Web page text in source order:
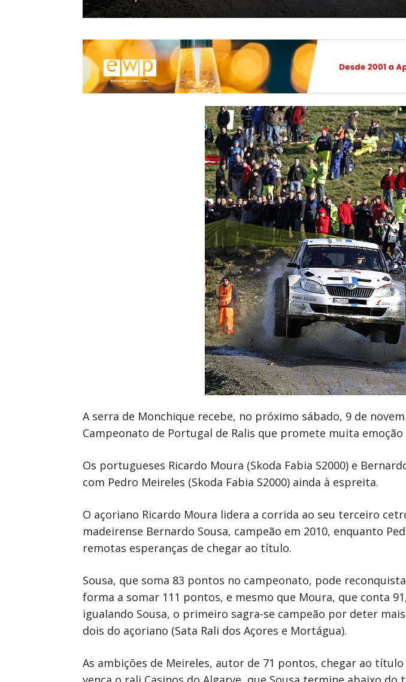
A serra de Monchique recebe, no próximo sábado, 9 de
Campeonato de Portugal de Ralis que promete muita
Os portugueses Ricardo Moura (Skoda Fabia S2000) e
com Pedro Meireles (Skoda Fabia S2000) ainda à espreita.
O açoriano Ricardo Moura lidera a corrida ao seu terceiro
madeirense Bernardo Sousa, campeão em 2010, enquanto
remotas esperanças de chegar ao título.
Sousa, que soma 83 pontos no campeonato, pode
forma a somar 111 pontos, e mesmo que Moura, que conta
igualando Sousa, o primeiro sagra-se campeão por deter
dois do açoriano (Sata Rali dos Açores e Mortágua).
As ambições de Meireles, autor de 71 pontos, chegar ao